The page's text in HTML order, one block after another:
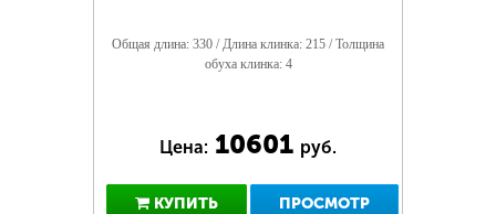
Общая длина: 330 / Длина клинка: 215 / Толщина
обуха клинка: 4
Цена: 10601 руб.
КУПИТЬ ПРОСМОТР